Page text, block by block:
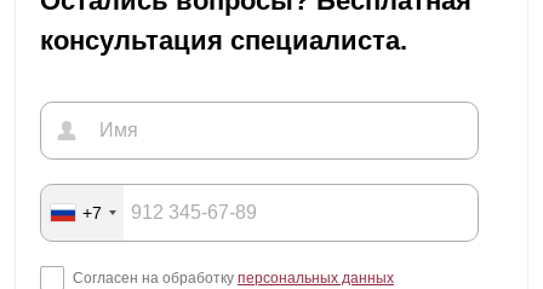
консультация специалиста.
+7
Согласен на обработку персональных данных